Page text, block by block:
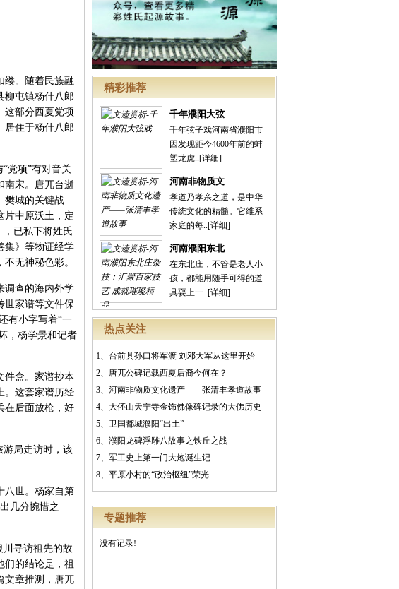
精彩推荐
千年濮阳大弦
千年弦子戏河南省濮阳市
因发现距今4600年前的蚌
塑龙虎..[详细]
河南非物质文
孝道乃孝亲之道，是中华
传统文化的精髓。它维系
家庭的每..[详细]
河南濮阳东北
在东北庄，不管是老人小
孩，都能用随手可得的道
具耍上一..[详细]
热点关注
1、 台前县孙口将军渡 刘邓大军从这里开始
2、 唐兀公碑记载西夏后裔今何在？
3、 河南非物质文化遗产——张清丰孝道故事
4、 大伾山天宁寺金饰佛像碑记录的大佛历史
5、 卫国都城濮阳“出土”
6、 濮阳龙碑浮雕八故事之铁丘之战
7、 军工史上第一门大炮诞生记
8、 平原小村的“政治枢纽”荣光
专题推荐
没有记录!
。随着民族融
柳屯镇杨什八郎
这部分西夏党项
居住于杨什八郎
党项”有对音关
南宋。唐兀台逝
樊城的关键战
片中原沃土，定
，已私下将姓氏
集》等物证经学
无神秘色彩。
查的海内外学
世家谱等文件保
有小字写着“一
，杨学景和记者
盒。家谱抄本
。这套家谱历经
在后面放枪，好
局走访时，该
世。杨家自第
几分惋惜之
寻访祖先的故
的结论是，祖
文章推测，唐兀